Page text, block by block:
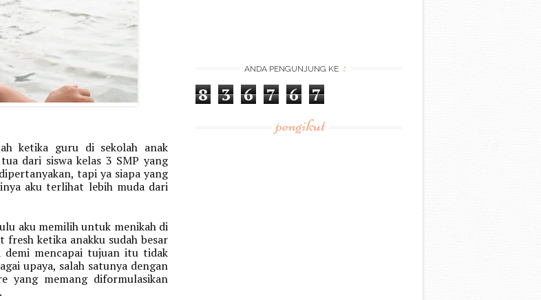
ketika guru di sekolah anak
dari siswa kelas 3 SMP yang
tapi ya siapa yang
aku terlihat lebih muda dari
aku memilih untuk menikah di
ketika anakku sudah besar
demi mencapai tujuan itu tidak
upaya, salah satunya dengan
yang memang diformulasikan
ANDA PENGUNJUNG KE :
8 3 6 7 6 7
pengikut